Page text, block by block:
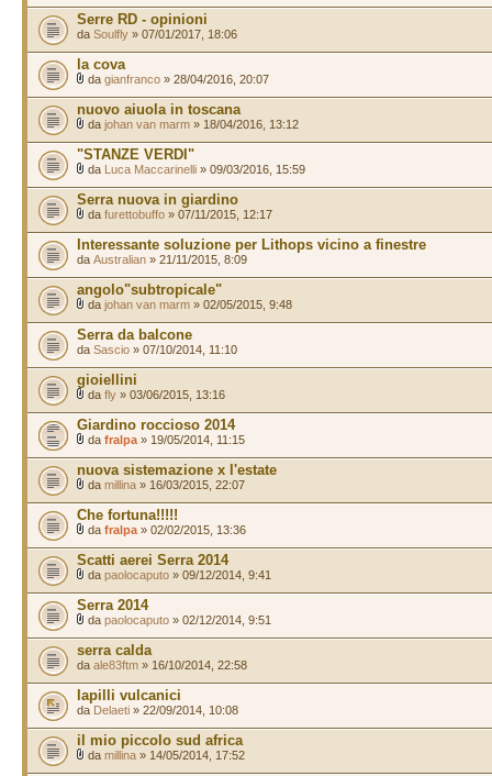
Serre RD - opinioni
da Soulfly » 07/01/2017, 18:06
la cova
da gianfranco » 28/04/2016, 20:07
nuovo aiuola in toscana
da johan van marm » 18/04/2016, 13:12
"STANZE VERDI"
da Luca Maccarinelli » 09/03/2016, 15:59
Serra nuova in giardino
da furettobuffo » 07/11/2015, 12:17
Interessante soluzione per Lithops vicino a finestre
da Australian » 21/11/2015, 8:09
angolo"subtropicale"
da johan van marm » 02/05/2015, 9:48
Serra da balcone
da Sascio » 07/10/2014, 11:10
gioiellini
da fly » 03/06/2015, 13:16
Giardino roccioso 2014
da fralpa » 19/05/2014, 11:15
nuova sistemazione x l'estate
da millina » 16/03/2015, 22:07
Che fortuna!!!!!
da fralpa » 02/02/2015, 13:36
Scatti aerei Serra 2014
da paolocaputo » 09/12/2014, 9:41
Serra 2014
da paolocaputo » 02/12/2014, 9:51
serra calda
da ale83ftm » 16/10/2014, 22:58
lapilli vulcanici
da Delaeti » 22/09/2014, 10:08
il mio piccolo sud africa
da millina » 14/05/2014, 17:52